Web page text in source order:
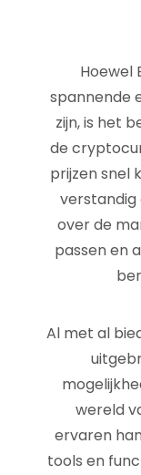
Hoewel
spannende
zijn, is het
de
prijzen snel
verstandig
over de
passen en
Al met al
wereld
ervaren
tools en